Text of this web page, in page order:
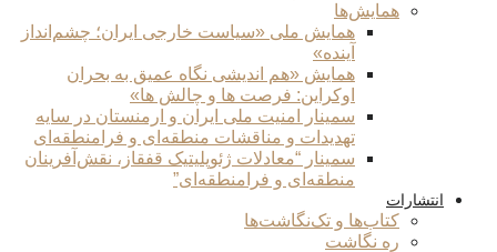
همایش‌ها
همایش ملی «سیاست خارجی ایران؛ چشم‌انداز
آینده»
همایش «هم اندیشی نگاه عمیق به بحران
اوکراین: فرصت ها و چالش ها»
سمینار امنیت ملی ایران و ارمنستان در سایه
تهدیدات و مناقشات منطقه‌ای و فرامنطقه‌ای
سمینار “معادلات ژئوپلیتیک قفقاز، نقش‌آفرینان
منطقه‌ای و فرامنطقه‌ای”
انتشارات
کتاب‌ها و تک‌نگاشت‌ها
ره نگاشت